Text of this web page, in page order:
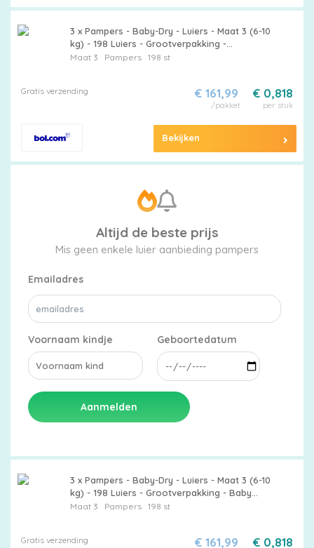
3 x Pampers - Baby-Dry - Luiers - Maat 3 (6-10
kg) - 198 Luiers - Grootverpakking -
Babyluiers - Luiers Maat 3 - Pampers Baby-
Maat 3 Pampers198 st
Gratis verzending € 0,818
per stuk
€ 161,99
/pakket
Bekijken
Altijd de beste prijs
Mis geen enkele luier aanbieding pampers
Emailadres
Voornaam kindje Geboortedatum
Aanmelden
3 x Pampers - Baby-Dry - Luiers - Maat 3 (6-10
kg) - 198 Luiers - Grootverpakking - Baby
Luier - Luier 3 - Baby Droog - Luier 6-10 Kg -
Maat 3 Pampers198 st
Gratis verzending € 0,818
€ 161,99